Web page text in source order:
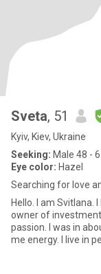
Sveta, 51
Kyiv, Kiev, Ukraine
Seeking: Male 48 -
Eye color: Hazel
Searching for love
Hello. I am Svitlana.
owner of
passion. I was in
me energy. I live in